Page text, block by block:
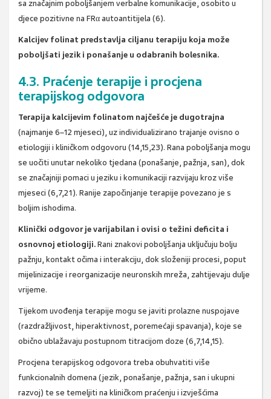
sa značajnim poboljšanjem verbalne komunikacije, osobito u
djece pozitivne na FRα autoantitijela (6).
Kalcijev folinat predstavlja ciljanu terapiju koja može
poboljšati jezik i ponašanje u odabranih bolesnika.
4.3. Praćenje terapije i procjena
terapijskog odgovora
Terapija kalcijevim folinatom najčešće je dugotrajna
(najmanje 6–12 mjeseci), uz individualizirano trajanje ovisno o
etiologiji i kliničkom odgovoru (14,15,23). Rana poboljšanja mogu
se uočiti unutar nekoliko tjedana (ponašanje, pažnja, san), dok
se značajniji pomaci u jeziku i komunikaciji razvijaju kroz više
mjeseci (6,7,21). Ranije započinjanje terapije povezano je s
boljim ishodima.
Klinički odgovor je varijabilan i ovisi o težini deficita i
osnovnoj etiologiji.Rani znakovi poboljšanja uključuju bolju
pažnju, kontakt očima i interakciju, dok složeniji procesi, poput
mijelinizacije i reorganizacije neuronskih mreža, zahtijevaju dulje
vrijeme.
Tijekom uvođenja terapije mogu se javiti prolazne nuspojave
(razdražljivost, hiperaktivnost, poremećaji spavanja), koje se
obično ublažavaju postupnom titracijom doze (6,7,14,15).
Procjena terapijskog odgovora treba obuhvatiti više
funkcionalnih domena (jezik, ponašanje, pažnja, san i ukupni
razvoj) te se temeljiti na kliničkom praćenju i izvješćima